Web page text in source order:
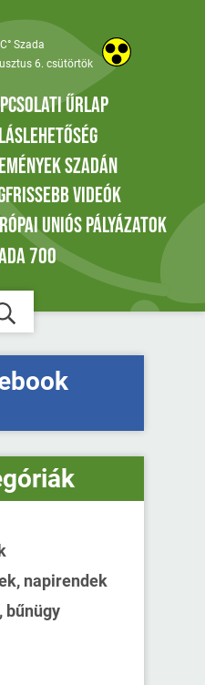
Szada
6. csütörtök
ŰRLAP
SZADÁN
VIDEÓK
UNIÓS PÁLYÁZATOK
700
napirendek
bűnügy